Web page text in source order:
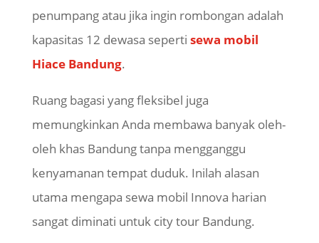
penumpang atau jika ingin rombongan adalah
kapasitas 12 dewasa seperti sewa mobil
Hiace Bandung.
Ruang bagasi yang fleksibel juga
memungkinkan Anda membawa banyak oleh-
oleh khas Bandung tanpa mengganggu
kenyamanan tempat duduk. Inilah alasan
utama mengapa sewa mobil Innova harian
sangat diminati untuk city tour Bandung.